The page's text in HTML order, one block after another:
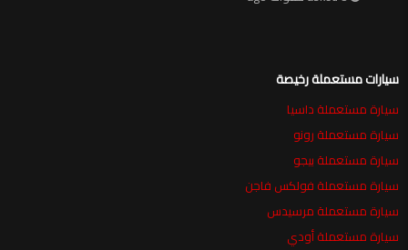
سيارات مستعملة رخيصة
سيارة مستعملة داسيا
سيارة مستعملة رونو
سيارة مستعملة بيجو
سيارة مستعملة فولكس فاجن
سيارة مستعملة مرسيدس
سيارة مستعملة أودي